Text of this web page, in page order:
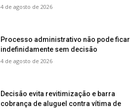
4 de agosto de 2026
Processo administrativo não pode ficar
indefinidamente sem decisão
4 de agosto de 2026
Decisão evita revitimização e barra
cobrança de aluguel contra vítima de